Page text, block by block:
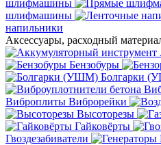
шлифмашины
шлифмашины
напильники
Аксессуары, расходный
Бензобуры
Болгарки
Виброплиты Виброрейки
Высоторезы
Гайковёрты
Гвоздезабиватели